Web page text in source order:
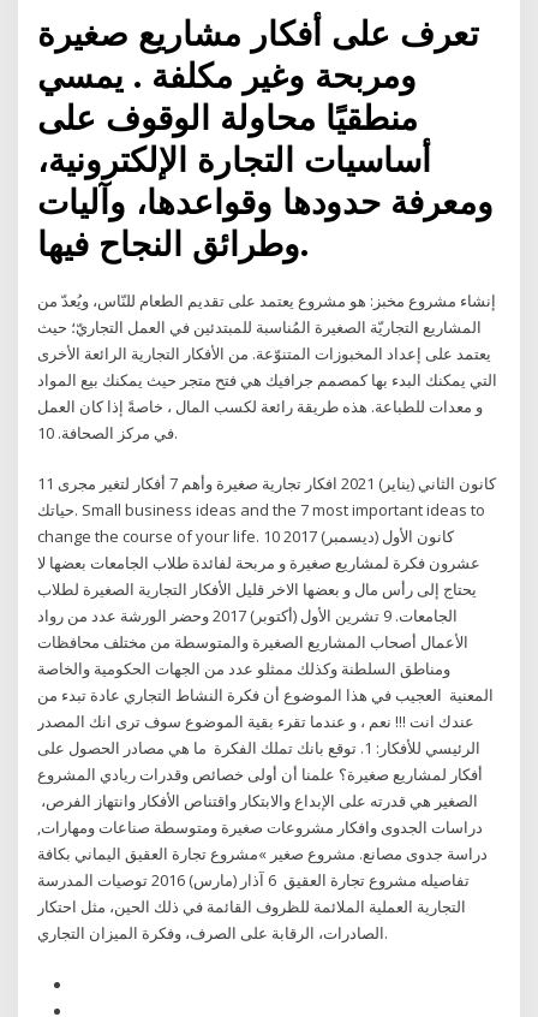
تعرف على أفكار مشاريع صغيرة
ومربحة وغير مكلفة . يمسي
منطقيًا محاولة الوقوف على
أساسيات التجارة الإلكترونية،
ومعرفة حدودها وقواعدها، وآليات
وطرائق النجاح فيها.
إنشاء مشروع مخبز: هو مشروع يعتمد على تقديم الطعام للنّاس، ويُعدّ من
المشاريع التجاريّة الصغيرة المُناسبة للمبتدئين في العمل التجاريّ؛ حيث
يعتمد على إعداد المخبوزات المتنوّعة. من الأفكار التجارية الرائعة الأخرى
التي يمكنك البدء بها كمصمم جرافيك هي فتح متجر حيث يمكنك بيع المواد
و معدات للطباعة. هذه طريقة رائعة لكسب المال ، خاصةً إذا كان العمل
في مركز الصحافة. 10.
11 كانون الثاني (يناير) 2021 افكار تجارية صغيرة وأهم 7 أفكار لتغير مجرى
حياتك. Small business ideas and the 7 most important ideas to
change the course of your life. 10 كانون الأول (ديسمبر) 2017
عشرون فكرة لمشاريع صغيرة و مربحة لفائدة طلاب الجامعات بعضها لا
يحتاج إلى رأس مال و بعضها الاخر قليل الأفكار التجارية الصغيرة لطلاب
الجامعات. 9 تشرين الأول (أكتوبر) 2017 وحضر الورشة عدد من رواد
الأعمال أصحاب المشاريع الصغيرة والمتوسطة من مختلف محافظات
ومناطق السلطنة وكذلك ممثلو عدد من الجهات الحكومية والخاصة
المعنية العجيب في هذا الموضوع أن فكرة النشاط التجاري عادة تبدء من
عندك انت !!! نعم ، و عندما تقرء بقية الموضوع سوف ترى انك المصدر
الرئيسي للأفكار: 1. توقع بانك تملك الفكرة ما هي مصادر الحصول على
أفكار لمشاريع صغيرة؟ علمنا أن أولى خصائص وقدرات ريادي المشروع
الصغير هي قدرته على الإبداع والابتكار واقتناص الأفكار وانتهاز الفرص،
دراسات الجدوى وافكار مشروعات صغيرة ومتوسطة صناعات ومهارات,
دراسة جدوى مصانع. مشروع صغير »مشروع تجارة العقيق اليماني بكافة
تفاصيله مشروع تجارة العقيق 6 آذار (مارس) 2016 توصيات المدرسة
التجارية العملية الملائمة للظروف القائمة في ذلك الحين، مثل احتكار
الصادرات، الرقابة على الصرف، وفكرة الميزان التجاري.